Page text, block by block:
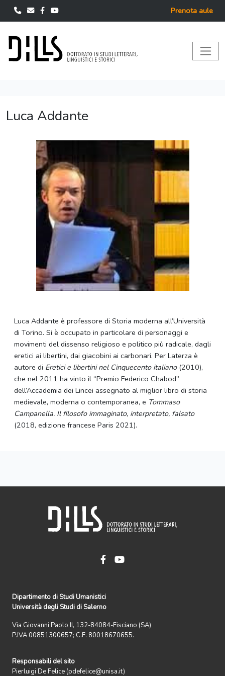
Prenota aule
Luca Addante
Luca Addante è professore di Storia moderna all’Università
di Torino. Si è occupato in particolare di personaggi e
movimenti del dissenso religioso e politico più radicale, dagli
eretici ai libertini, dai giacobini ai carbonari. Per Laterza è
autore di Eretici e libertini nel Cinquecento italiano (2010),
che nel 2011 ha vinto il “Premio Federico Chabod”
dell’Accademia dei Lincei assegnato al miglior libro di storia
medievale, moderna o contemporanea, e Tommaso
Campanella. Il filosofo immaginato, interpretato, falsato
(2018, edizione francese Paris 2021).
Dipartimento di Studi Umanistici
Università degli Studi di Salerno
Via Giovanni Paolo II, 132-84084-Fisciano (SA)
P.IVA 00851300657; C.F. 80018670655.
Responsabili del sito
Pierluigi De Felice (pdefelice@unisa.it)